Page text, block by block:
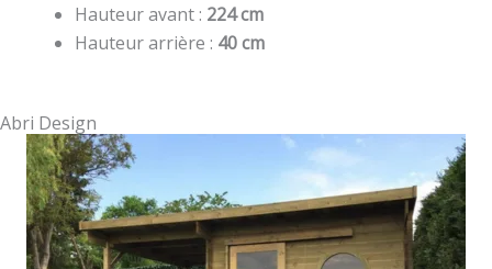
Hauteur avant : 224 cm
Hauteur arrière : 40 cm
Abri Design